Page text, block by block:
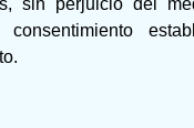
sin perjuicio del